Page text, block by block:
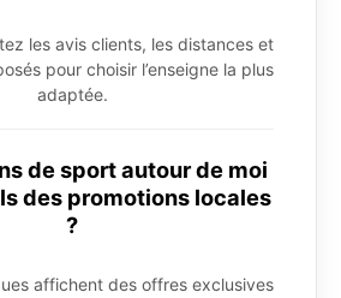
les avis clients, les distances et
pour choisir l’enseigne la plus
adaptée.
de sport autour de moi
des promotions locales
?
affichent des offres exclusives